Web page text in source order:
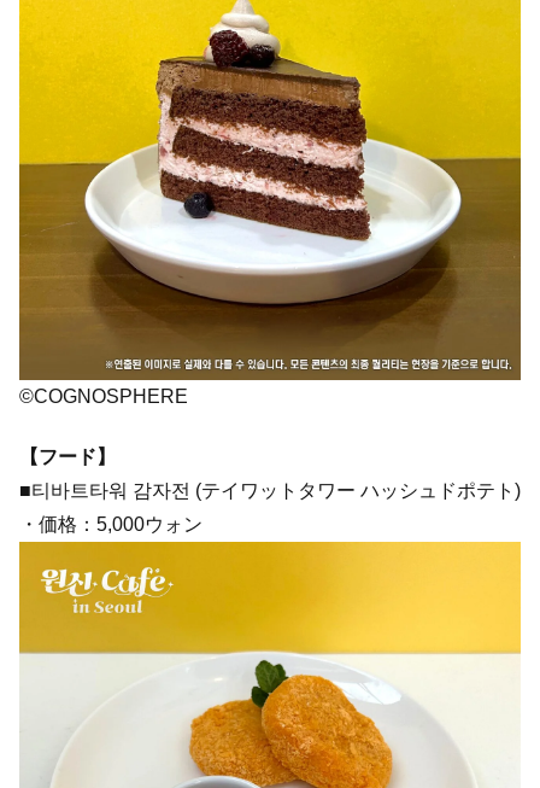
©COGNOSPHERE
【フード】
■티바트타워 감자전 (テイワットタワー ハッシュドポテト)
・価格：5,000ウォン